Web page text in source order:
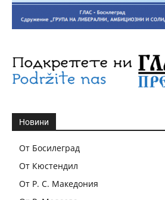
Новини
От Босилеград
От Кюстендил
От Р. С. Македония